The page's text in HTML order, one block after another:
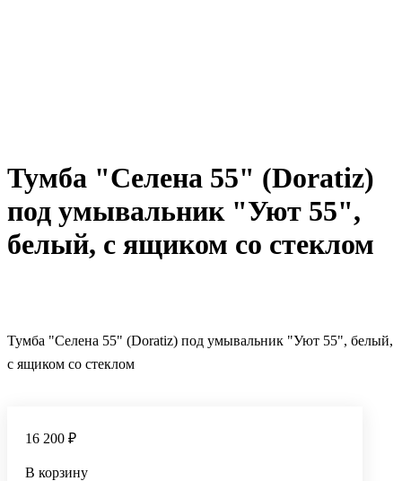
Тумба "Селена 55" (Doratiz)
под умывальник "Уют 55",
белый, с ящиком со стеклом
Тумба "Селена 55" (Doratiz) под умывальник "Уют 55", белый,
с ящиком со стеклом
16 200 ₽
В корзину